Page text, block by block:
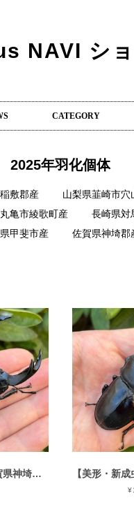
NAVI シ
CATEGORY
2025年羽化個体
敷郡産 山梨県韮崎市穴
亀市綾歌町産 長崎県対
甲斐市産
佐賀県神埼郡
【美形・新成虫】佐賀県神埼郡神埼町産”オオクワガタペア（♂80mm） # 815311−101